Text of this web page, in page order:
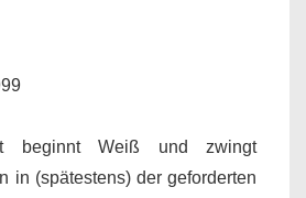
beginnt Weiß und zwingt
in (spätestens) der geforderten